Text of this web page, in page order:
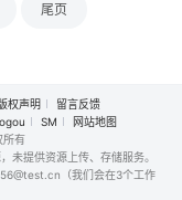
尾页
权声明
留言反馈
SM
网站地图
所有
未提供资源上传、存储服务。
（我们会在3个工作